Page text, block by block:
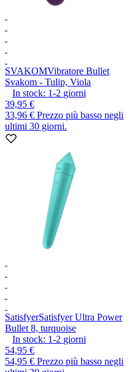
SVAKOMVibratore Bullet
Svakom - Tulip, Viola
In stock: 1-2 giorni
39,95 €
33,96 € Prezzo più basso negli
ultimi 30 giorni.
SatisfyerSatisfyer Ultra Power
Bullet 8, turquoise
In stock: 1-2 giorni
54,95 €
54,95 € Prezzo più basso negli